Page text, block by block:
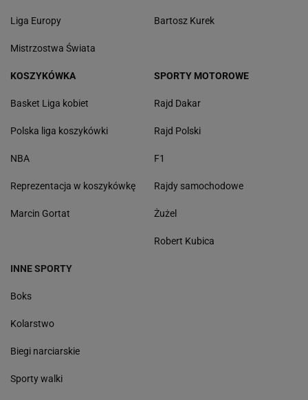
Liga Europy
Mistrzostwa Świata
Bartosz Kurek
KOSZYKÓWKA
Basket Liga kobiet
Polska liga koszykówki
NBA
Reprezentacja w koszykówkę
Marcin Gortat
SPORTY MOTOROWE
Rajd Dakar
Rajd Polski
F1
Rajdy samochodowe
Żużel
Robert Kubica
INNE SPORTY
Boks
Kolarstwo
Biegi narciarskie
Sporty walki